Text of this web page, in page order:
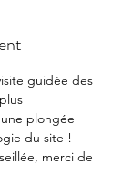
guidée des
plongée
du site !
merci de